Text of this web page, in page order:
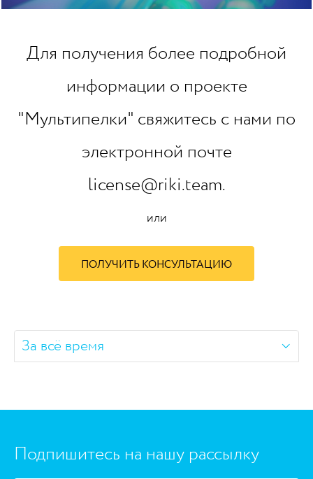
Для получения более подробной
информации о проекте
"Мультипелки" свяжитесь с нами по
электронной почте
license@riki.team.
или
ПОЛУЧИТЬ КОНСУЛЬТАЦИЮ
За всё время
https://www.high-endrolex.com/45
Подпишитесь на нашу рассылку